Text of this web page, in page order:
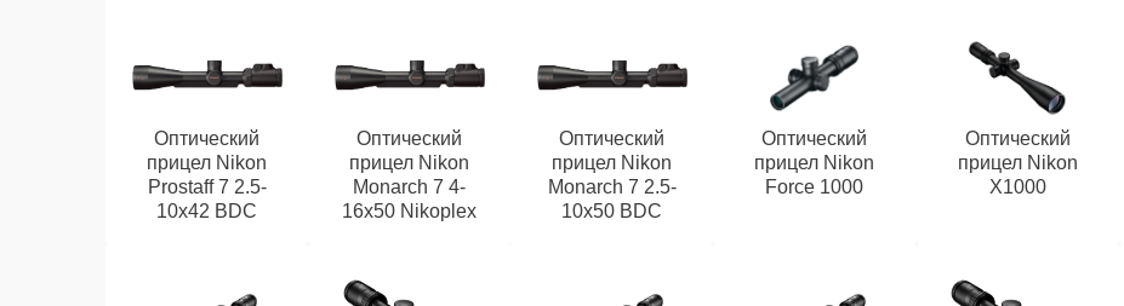
Оптический
прицел Nikon
Prostaff 7 2.5-
10x42 BDC
Оптический
прицел Nikon
Monarch 7 4-
16x50 Nikoplex
Оптический
прицел Nikon
Monarch 7 2.5-
10x50 BDC
Оптический
прицел Nikon
Force 1000
Оптический
прицел Nikon
X1000